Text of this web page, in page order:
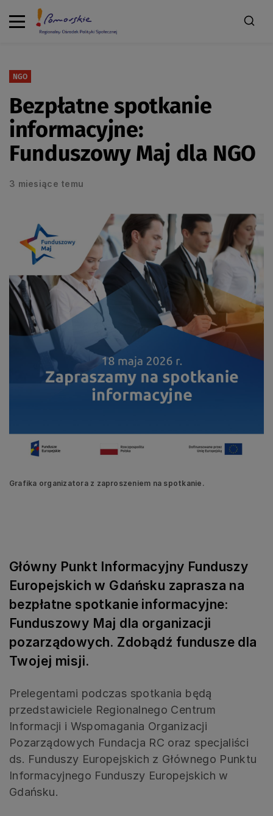
NGO
Bezpłatne spotkanie
informacyjne:
Funduszowy Maj dla NGO
3 miesiące temu
Grafika organizatora z zaproszeniem na spotkanie.
Główny Punkt Informacyjny Funduszy
Europejskich w Gdańsku zaprasza na
bezpłatne spotkanie informacyjne:
Funduszowy Maj dla organizacji
pozarządowych. Zdobądź fundusze dla
Twojej misji.
Prelegentami podczas spotkania będą
przedstawiciele Regionalnego Centrum
Informacji i Wspomagania Organizacji
Pozarządowych Fundacja RC oraz specjaliści
ds. Funduszy Europejskich z Głównego Punktu
Informacyjnego Funduszy Europejskich w
Gdańsku.